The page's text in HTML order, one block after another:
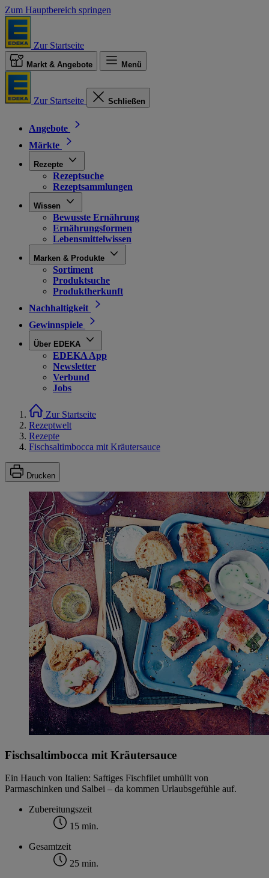
Zum Hauptbereich springen
Zur Startseite
Markt & Angebote Menü
Zur Startseite Schließen
Angebote
Märkte
Rezepte
Rezeptsuche
Rezeptsammlungen
Wissen
Bewusste Ernährung
Ernährungsformen
Lebensmittelwissen
Marken & Produkte
Sortiment
Produktsuche
Produktherkunft
Nachhaltigkeit
Gewinnspiele
Über EDEKA
EDEKA App
Newsletter
Verbund
Jobs
Zur Startseite
Rezeptwelt
Rezepte
Fischsaltimbocca mit Kräutersauce
Drucken
Fischsaltimbocca mit Kräutersauce
Ein Hauch von Italien: Saftiges Fischfilet umhüllt von
Parmaschinken und Salbei – da kommen Urlaubsgefühle auf.
Zubereitungszeit
15 min.
Gesamtzeit
25 min.